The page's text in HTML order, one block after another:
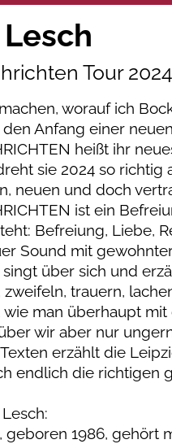
Tour 2024
worauf ich
Anfang einer
heißt ihr
sie 2024 so
neuen und doch
ist ein
Befreiung, Liebe,
Sound mit
singt über sich und
zweifeln, trauern,
man überhaupt
wir aber nur
erzählt die
endlich die richtigen
geboren 1986, gehört